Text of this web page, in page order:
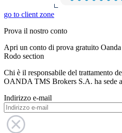
go to client zone
Prova il nostro conto
Apri un conto di prova gratuito Oanda
Rodo section
Chi è il responsabile del trattamento
OANDA TMS Brokers S.A. ha sede
Indirizzo e-mail